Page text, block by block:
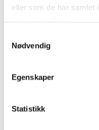
eller som de har samlet
Nødvendig
Egenskaper
Statistikk
ALTERNATOR